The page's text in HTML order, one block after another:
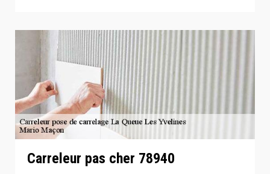
Carreleur pas cher 78940